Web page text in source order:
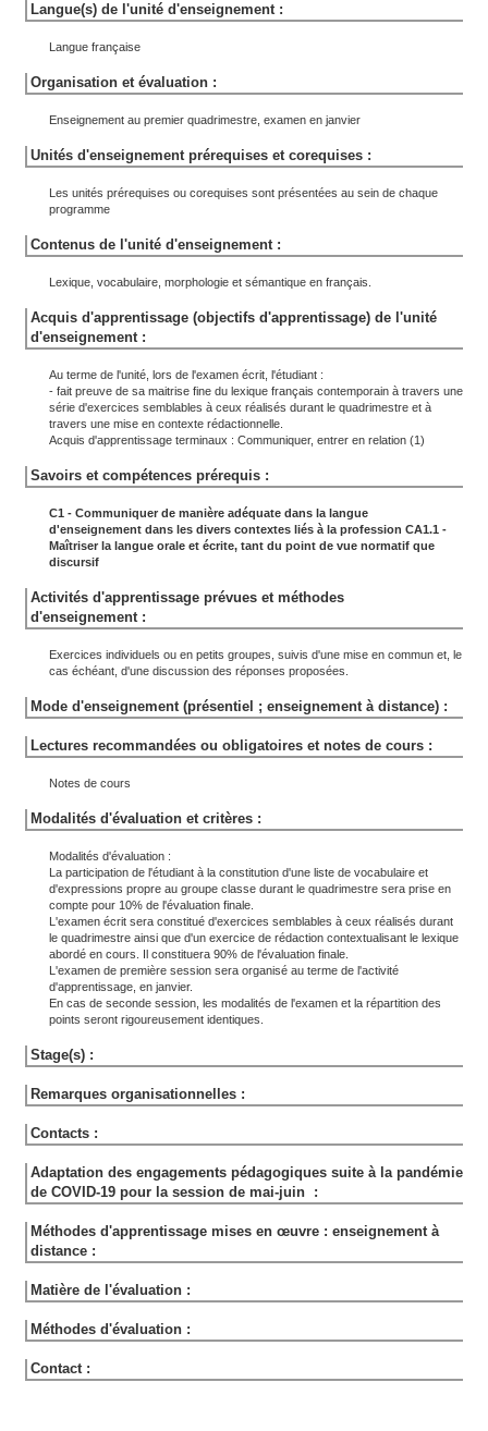
Langue(s) de l'unité d'enseignement :
Langue française
Organisation et évaluation :
Enseignement au premier quadrimestre, examen en janvier
Unités d'enseignement prérequises et corequises :
Les unités prérequises ou corequises sont présentées au sein de chaque
programme
Contenus de l'unité d'enseignement :
Lexique, vocabulaire, morphologie et sémantique en français.
Acquis d'apprentissage (objectifs d'apprentissage) de l'unité
d'enseignement :
Au terme de l'unité, lors de l'examen écrit, l'étudiant :
- fait preuve de sa maitrise fine du lexique français contemporain à travers une
série d'exercices semblables à ceux réalisés durant le quadrimestre et à
travers une mise en contexte rédactionnelle.
Acquis d'apprentissage terminaux : Communiquer, entrer en relation (1)
Savoirs et compétences prérequis :
C1 - Communiquer de manière adéquate dans la langue
d'enseignement dans les divers contextes liés à la profession CA1.1 -
Maîtriser la langue orale et écrite, tant du point de vue normatif que
discursif
Activités d'apprentissage prévues et méthodes
d'enseignement :
Exercices individuels ou en petits groupes, suivis d'une mise en commun et, le
cas échéant, d'une discussion des réponses proposées.
Mode d'enseignement (présentiel ; enseignement à distance) :
Lectures recommandées ou obligatoires et notes de cours :
Notes de cours
Modalités d'évaluation et critères :
Modalités d'évaluation :
La participation de l'étudiant à la constitution d'une liste de vocabulaire et
d'expressions propre au groupe classe durant le quadrimestre sera prise en
compte pour 10% de l'évaluation finale.
L'examen écrit sera constitué d'exercices semblables à ceux réalisés durant
le quadrimestre ainsi que d'un exercice de rédaction contextualisant le lexique
abordé en cours. Il constituera 90% de l'évaluation finale.
L'examen de première session sera organisé au terme de l'activité
d'apprentissage, en janvier.
En cas de seconde session, les modalités de l'examen et la répartition des
points seront rigoureusement identiques.
Stage(s) :
Remarques organisationnelles :
Contacts :
Adaptation des engagements pédagogiques suite à la pandémie
de COVID-19 pour la session de mai-juin :
Méthodes d'apprentissage mises en œuvre : enseignement à
distance :
Matière de l'évaluation :
Méthodes d'évaluation :
Contact :